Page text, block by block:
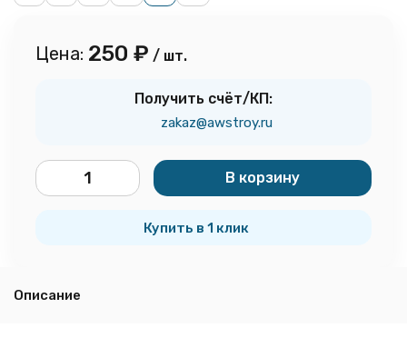
Цена: 250 ₽ / шт.
Получить счёт/КП:
zakaz@awstroy.ru
В корзину
Купить в 1 клик
Описание